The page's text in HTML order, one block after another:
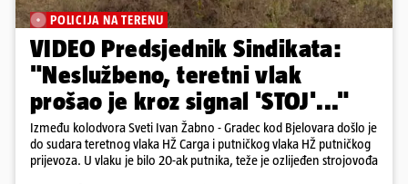
POLICIJA NA TERENU
VIDEO Predsjednik Sindikata:
"Neslužbeno, teretni vlak
prošao je kroz signal 'STOJ'..."
Između kolodvora Sveti Ivan Žabno - Gradec kod Bjelovara došlo je
do sudara teretnog vlaka HŽ Carga i putničkog vlaka HŽ putničkog
prijevoza. U vlaku je bilo 20-ak putnika, teže je ozlijeđen strojovođa